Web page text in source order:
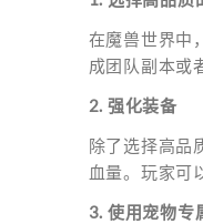
在魔兽世界中
成团队副本或
2. 强化装备
除了选择高品
血量。玩家可
3. 使用宠物专